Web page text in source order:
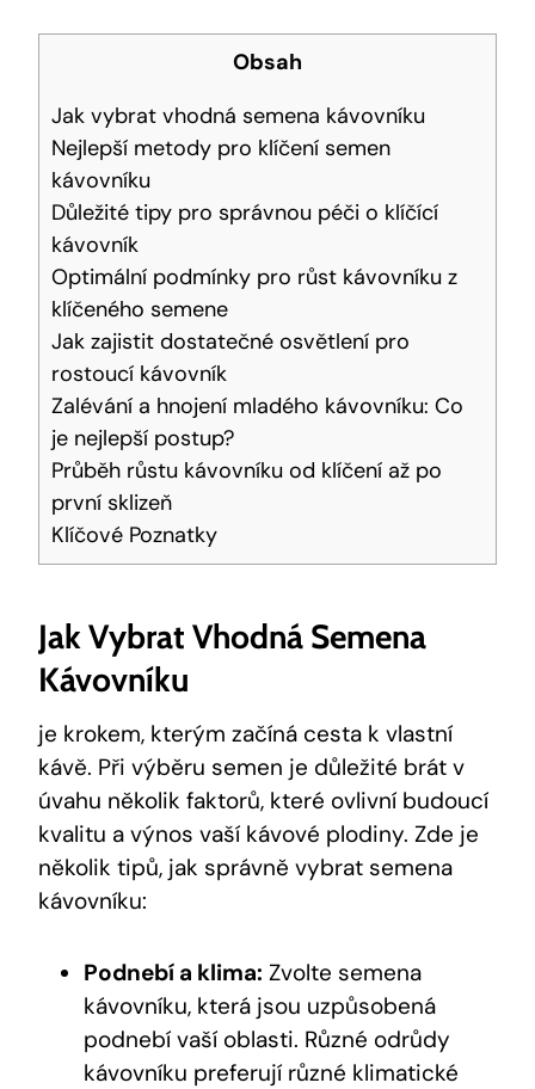
Obsah
Jak vybrat vhodná semena kávovníku
Nejlepší metody pro klíčení semen
kávovníku
Důležité tipy pro správnou péči o klíčící
kávovník
Optimální podmínky pro růst kávovníku z
klíčeného semene
Jak zajistit dostatečné osvětlení pro
rostoucí kávovník
Zalévání a hnojení mladého kávovníku: Co
je nejlepší postup?
Průběh růstu kávovníku od klíčení až po
první sklizeň
Klíčové Poznatky
Jak Vybrat Vhodná Semena
Kávovníku
je krokem, kterým začíná cesta k vlastní
kávě. Při výběru semen je důležité brát v
úvahu několik faktorů, které ovlivní budoucí
kvalitu a výnos vaší kávové plodiny. Zde je
několik tipů, jak správně vybrat semena
kávovníku:
Podnebí a klima: Zvolte semena
kávovníku, která jsou uzpůsobená
podnebí vaší oblasti. Různé odrůdy
kávovníku preferují různé klimatické